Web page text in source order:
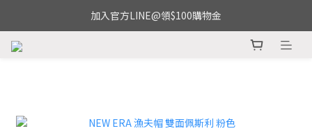
加入官方LINE@領$100購物金